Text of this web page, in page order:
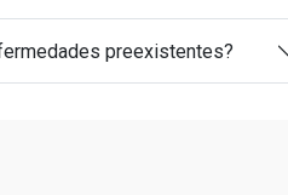
preexistentes?